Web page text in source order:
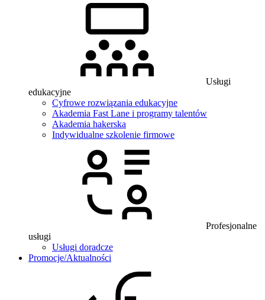
Usługi
edukacyjne
Cyfrowe rozwiązania edukacyjne
Akademia Fast Lane i programy talentów
Akademia hakerska
Indywidualne szkolenie firmowe
Profesjonalne
usługi
Usługi doradcze
Promocje/Aktualności